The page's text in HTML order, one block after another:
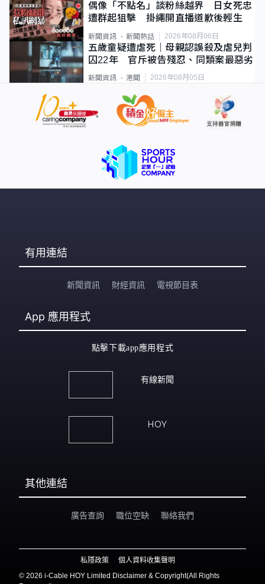
偶像「不點名」談粉絲越界 日女死忠
遭群起狙擊 掛繩開直播道歉後輕生
新聞資訊 新聞熱話 2026年08月06日
五歲童疑遭虐死｜母親認誤殺及虐兒判
囚22年 官斥被告殘忍、同類案最惡劣
新聞資訊 港聞 2026年08月05日
有用連結
新聞資訊 財經資訊 電視節目表
App 應用程式
點擊下載app應用程式
有線新聞
HOY
其他連結
廣告查詢 職位空缺 聯絡我們
私隱政策
個人資料收集聲明
© 2026 i-Cable HOY Limited Disclaimer & Copyright(All Rights